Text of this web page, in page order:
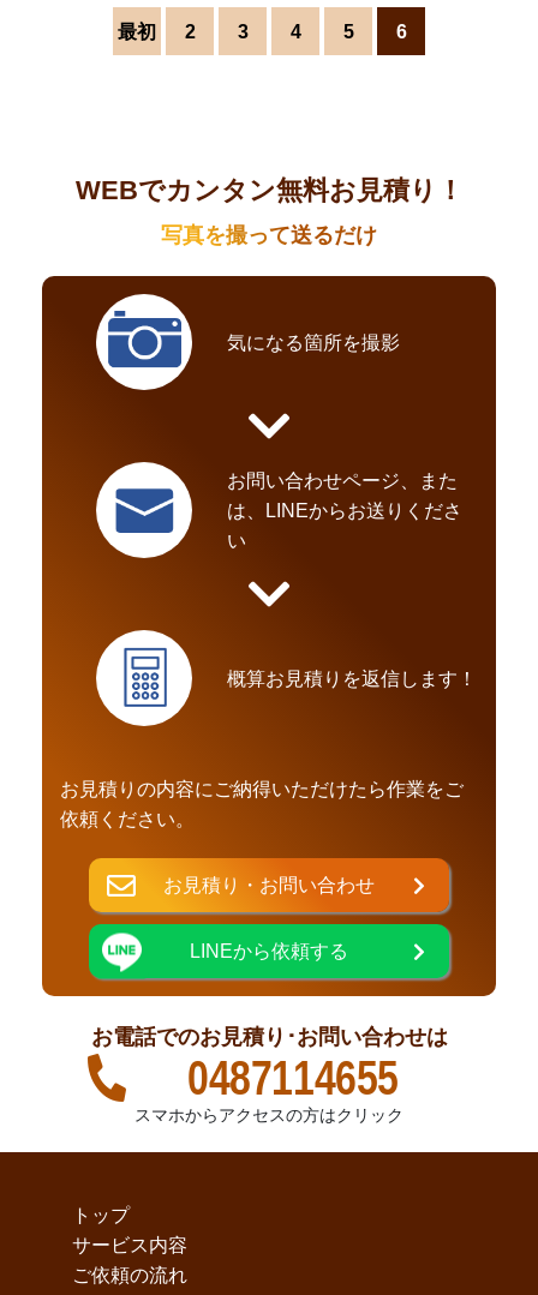
最初 2 3 4 5 6
WEBでカンタン無料お見積り！
写真を撮って送るだけ
気になる箇所を撮影
お問い合わせページ、また
は、LINEからお送りくださ
い
概算お見積りを返信します！
お見積りの内容にご納得いただけたら作業をご
依頼ください。
お見積り・お問い合わせ
LINEから依頼する
お電話でのお見積り･お問い合わせは
0487114655
スマホからアクセスの方はクリック
トップ
サービス内容
ご依頼の流れ